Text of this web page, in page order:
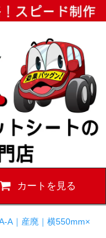
カートを見る
A｜産廃｜横550mm×